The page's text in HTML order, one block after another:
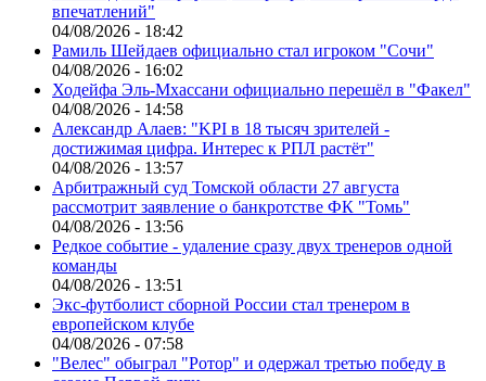
впечатлений"
04/08/2026 - 18:42
Рамиль Шейдаев официально стал игроком "Сочи"
04/08/2026 - 16:02
Ходейфа Эль-Мхассани официально перешёл в "Факел"
04/08/2026 - 14:58
Александр Алаев: "KPI в 18 тысяч зрителей -
достижимая цифра. Интерес к РПЛ растёт"
04/08/2026 - 13:57
Арбитражный суд Томской области 27 августа
рассмотрит заявление о банкротстве ФК "Томь"
04/08/2026 - 13:56
Редкое событие - удаление сразу двух тренеров одной
команды
04/08/2026 - 13:51
Экс-футболист сборной России стал тренером в
европейском клубе
04/08/2026 - 07:58
"Велес" обыграл "Ротор" и одержал третью победу в